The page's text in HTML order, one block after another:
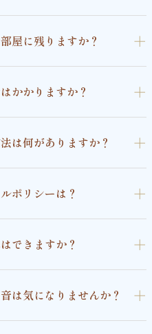
屋に残りますか？ ＋
かかりますか？ ＋
は何がありますか？ ＋
ポリシーは？ ＋
できますか？ ＋
は気になりませんか？ ＋